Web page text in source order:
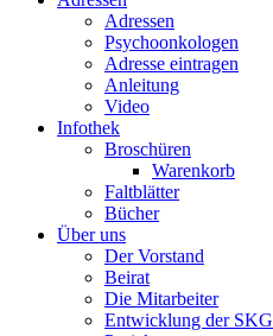
Adressen
Psychoonkologen
Adresse eintragen
Anleitung
Video
Infothek
Broschüren
Warenkorb
Faltblätter
Bücher
Über uns
Der Vorstand
Beirat
Die Mitarbeiter
Entwicklung der SKG